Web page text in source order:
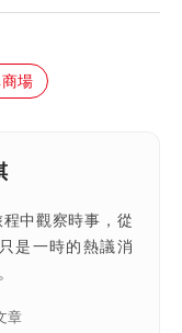
場
中觀察時事，從
是一時的熱議消
章